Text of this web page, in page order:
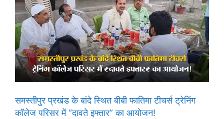
समस्तीपुर प्रखंड के बांदे स्थित बीबी फातिमा टीचर्स ट्रेनिंग
कॉलेज परिसर में “दावते इफ्तार” का आयोजन!